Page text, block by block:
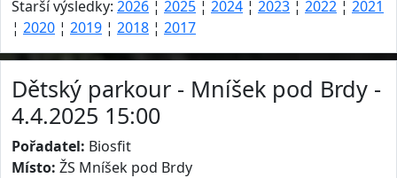
Starší výsledky: 2026 ¦ 2025 ¦ 2024 ¦ 2023 ¦ 2022 ¦ 2021
¦ 2020 ¦ 2019 ¦ 2018 ¦ 2017
Dětský parkour - Mníšek pod Brdy -
4.4.2025 15:00
Pořadatel: Biosfit
Místo: ŽS Mníšek pod Brdy